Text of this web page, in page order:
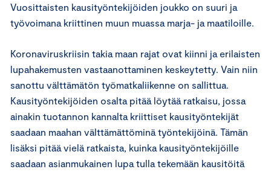
Vuosittaisten kausityöntekijöiden joukko on suuri ja
työvoimana kriittinen muun muassa marja- ja maatiloille.
Koronaviruskriisin takia maan rajat ovat kiinni ja erilaisten
lupahakemusten vastaanottaminen keskeytetty. Vain niin
sanottu välttämätön työmatkaliikenne on sallittua.
Kausityöntekijöiden osalta pitää löytää ratkaisu, jossa
ainakin tuotannon kannalta kriittiset kausityöntekijät
saadaan maahan välttämättöminä työntekijöinä. Tämän
lisäksi pitää vielä ratkaista, kuinka kausityöntekijöille
saadaan asianmukainen lupa tulla tekemään kausitöitä